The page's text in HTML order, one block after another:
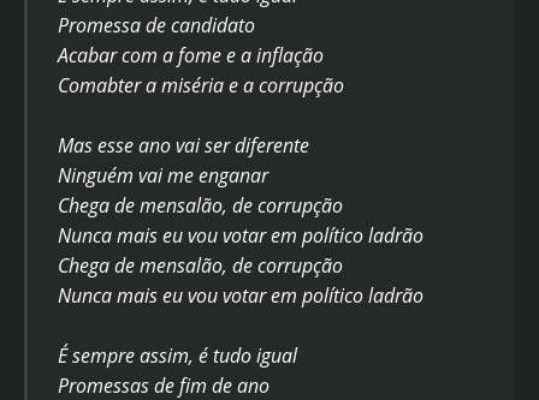
Promessa de candidato
Acabar com a fome e a inflação
Comabter a miséria e a corrupção
Mas esse ano vai ser diferente
Ninguém vai me enganar
Chega de mensalão, de corrupção
Nunca mais eu vou votar em político ladrão
Chega de mensalão, de corrupção
Nunca mais eu vou votar em político ladrão
É sempre assim, é tudo igual
Promessas de fim de ano